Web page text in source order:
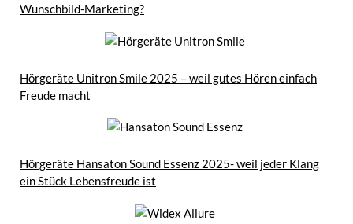
Wunschbild-Marketing?
Hörgeräte Unitron Smile 2025 – weil gutes Hören einfach
Freude macht
Hörgeräte Hansaton Sound Essenz 2025- weil jeder Klang
ein Stück Lebensfreude ist